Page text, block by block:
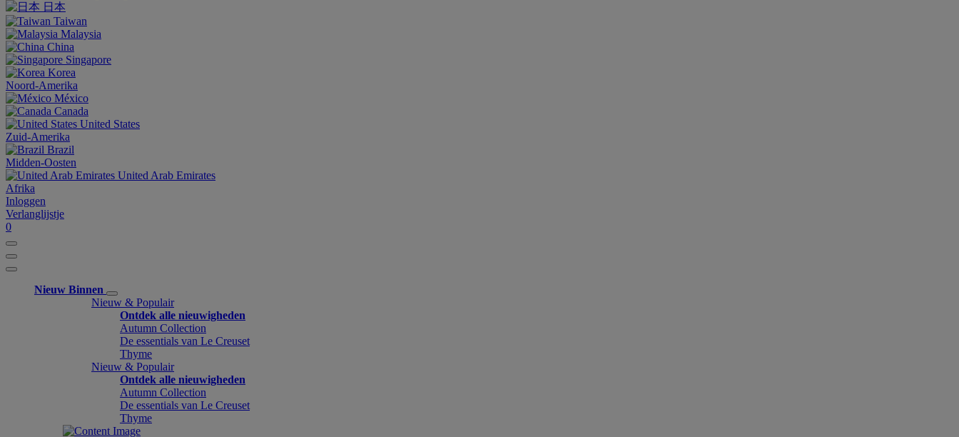
日本
Taiwan
Malaysia
China
Singapore
Korea
Noord-Amerika
México
Canada
United States
Zuid-Amerika
Brazil
Midden-Oosten
United Arab Emirates
Afrika
Inloggen
Verlanglijstje
0
Nieuw Binnen
Nieuw & Populair
Ontdek alle nieuwigheden
Autumn Collection
De essentials van Le Creuset
Thyme
Nieuw & Populair
Ontdek alle nieuwigheden
Autumn Collection
De essentials van Le Creuset
Thyme